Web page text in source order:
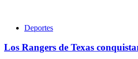
Deportes
Los Rangers de Texas